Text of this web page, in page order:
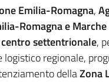
Emilia-Romagna,
Romagna e
settentrionale,
regionale,
dellaZona